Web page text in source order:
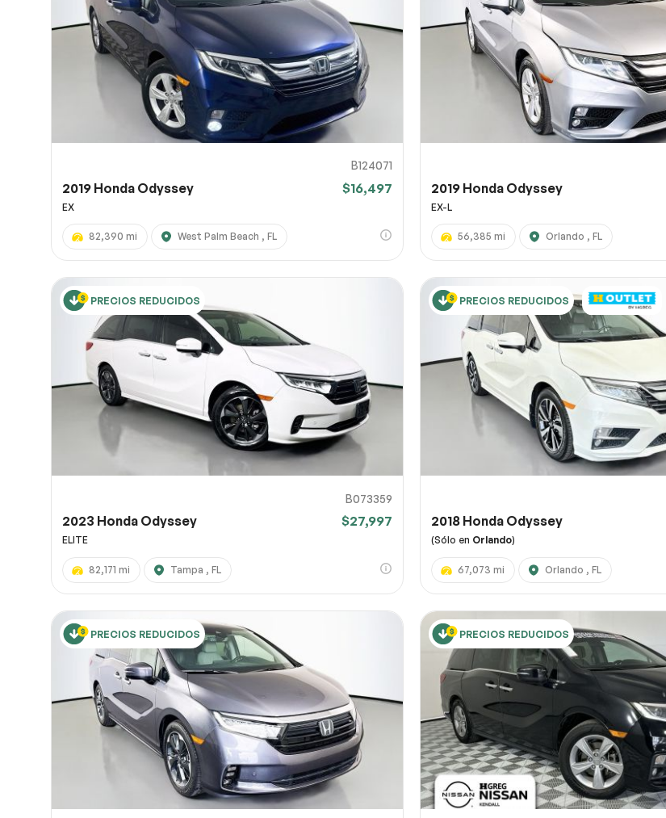
B124071
2019 Honda Odyssey $16,497
EX
82,390 mi West Palm Beach , FL
2019 Honda Odyssey
EX-L
56,385 mi Orlando , FL
PRECIOS REDUCIDOS
B073359
2023 Honda Odyssey $27,997
ELITE
82,171 mi Tampa , FL
PRECIOS REDUCIDOS
2018 Honda Odyssey
(Sólo en Orlando)
67,073 mi Orlando , FL
PRECIOS REDUCIDOS PRECIOS REDUCIDOS
URL de la página
URL de captura de pantalla
Comparte un enlace a una captura de pantalla o un vídeo que muestre
(opcional). Puedes subir el archivo a servicios como Google Drive,
OneDrive y pegar aquí el enlace para compartir.